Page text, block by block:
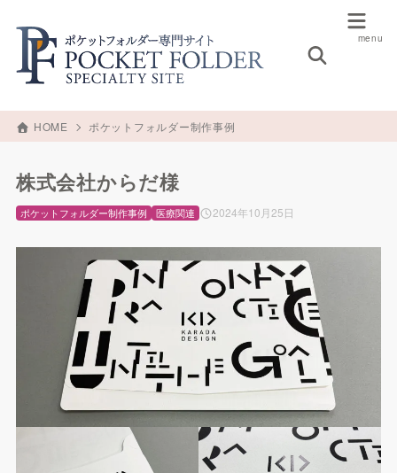
HOME ポケットフォルダー制作事例
株式会社からだ様
2024年10月25日
ポケットフォルダー制作事例 医療関連